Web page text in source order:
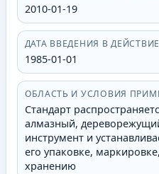
2010-01-19
ДАТА ВВЕДЕНИЯ В ДЕЙСТВИЕ
1985-01-01
ОБЛАСТЬ И УСЛОВИЯ
Стандарт
алмазный,
инструмент и
его упаковке,
хранению